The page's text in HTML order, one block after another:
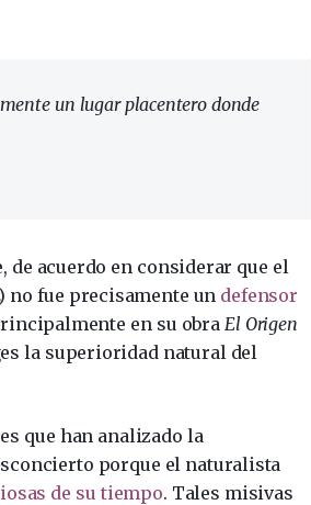
un lugar placentero donde
acuerdo en considerar que el
no fue precisamente un defensor
en su obra El Origen
la superioridad natural del
que han analizado la
porque el naturalista
de su tiempo. Tales misivas